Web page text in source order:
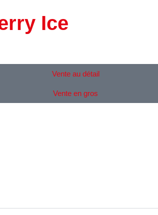
Ice
Vente au détail
Vente en gros